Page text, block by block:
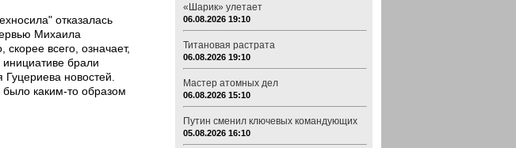
отказалась
Михаила
всего, означает,
брали
новостей.
каким-то образом
«Шарик» улетает
06.08.2026 19:10
Титановая растрата
06.08.2026 19:10
Мастер атомных дел
06.08.2026 15:10
Путин сменил ключевых командующих
05.08.2026 16:10